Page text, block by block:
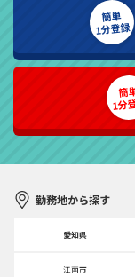
簡単
1分登録
簡
1分
勤務地から探す
愛知県
江南市